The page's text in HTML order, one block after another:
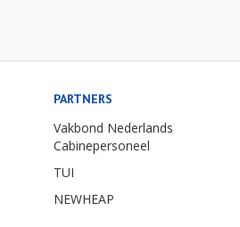
PARTNERS
Vakbond Nederlands
Cabinepersoneel
TUI
NEWHEAP